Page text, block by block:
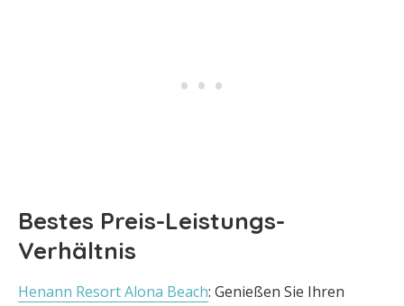
Bestes Preis-Leistungs-
Verhältnis
Henann Resort Alona Beach: Genießen Sie Ihren